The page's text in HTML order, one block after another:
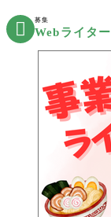
 募集
Webライター